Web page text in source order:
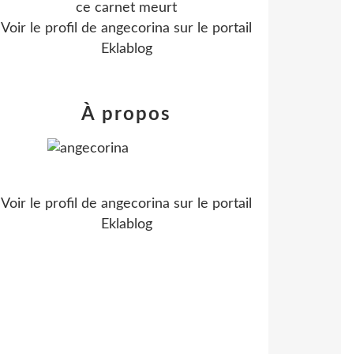
ce carnet meurt
Voir le profil de angecorina sur le portail
Eklablog
À propos
Voir le profil de angecorina sur le portail
Eklablog